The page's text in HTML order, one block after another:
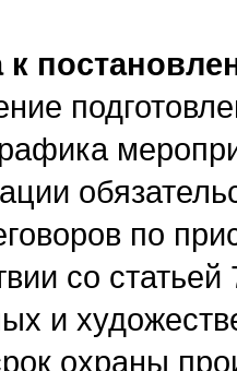
к
по
со
и
охраны